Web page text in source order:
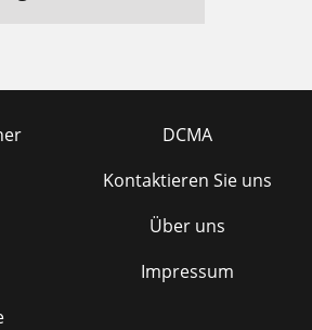
DCMA
Kontaktieren Sie uns
Über uns
Impressum